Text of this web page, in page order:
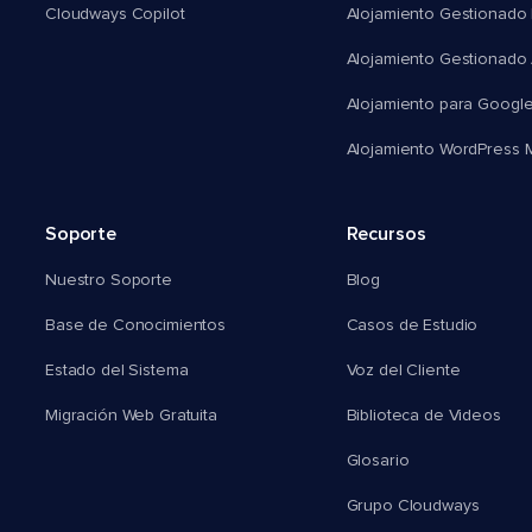
Cloudways Copilot Alojamiento Gestionado
Alojamiento Gestionado
Alojamiento para
Alojamiento WordPress
Soporte
Nuestro Soporte
Base de Conocimientos
Estado del Sistema
Migración Web Gratuita
Recursos
Blog
Casos de Estudio
Voz del Cliente
Biblioteca de Videos
Glosario
Grupo Cloudways